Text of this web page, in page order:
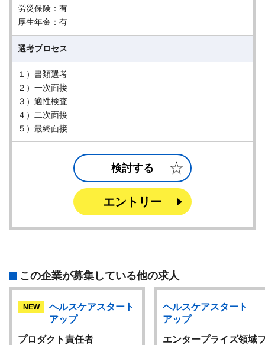
労災保険：有
厚生年金：有
選考プロセス
１）書類選考
２）一次面接
３）適性検査
４）二次面接
５）最終面接
検討する
エントリー
この企業が募集している他の求人
NEW
ヘルスケアスタート
アップ
プロダクト責任者
ヘルスケアスタート
アップ
エンタープライズ領域